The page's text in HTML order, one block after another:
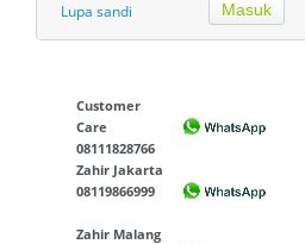
Lupa sandi
Customer
Care
08111828766
Zahir Jakarta
08119866999
Zahir Malang